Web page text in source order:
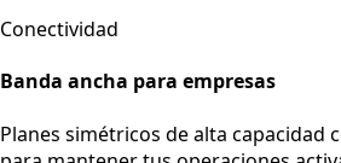
Conectividad
Banda ancha para empresas
Planes simétricos de alta capacidad